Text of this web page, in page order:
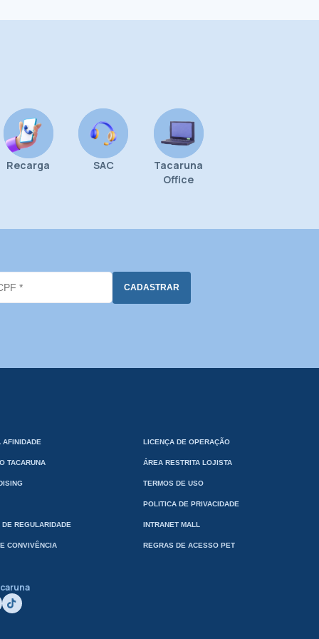
Recarga SAC
Tacaruna
Office
AFINIDADE
TACARUNA
DE REGULARIDADE
CONVIVÊNCIA
LICENÇA DE OPERAÇÃO
ÁREA RESTRITA LOJISTA
TERMOS DE USO
POLITICA DE PRIVACIDADE
INTRANET MALL
REGRAS DE ACESSO PET